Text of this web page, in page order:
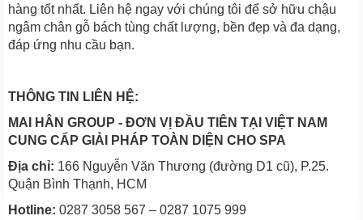
hàng tốt nhất. Liên hệ ngay với chúng tôi để sở hữu chậu
ngâm chân gỗ bách tùng chất lượng, bền đẹp và đa dạng,
đáp ứng nhu cầu bạn.
THÔNG TIN LIÊN HỆ:
MAI HÂN GROUP - ĐƠN VỊ ĐẦU TIÊN TẠI VIỆT NAM
CUNG CẤP GIẢI PHÁP TOÀN DIỆN CHO SPA
Địa chỉ: 166 Nguyễn Văn Thương (đường D1 cũ), P.25.
Quận Bình Thạnh, HCM
Hotline: 0287 3058 567 – 0287 1075 999